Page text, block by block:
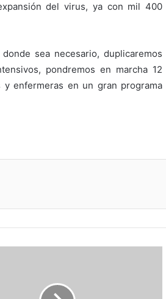
del virus, ya con mil 400
sea necesario, duplicaremos
pondremos en marcha 12
y enfermeras en un gran programa